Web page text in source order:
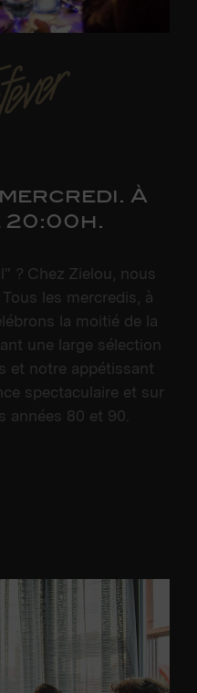
À
? Chez Zielou, nous
les mercredis, à
la moitié de la
une large sélection
et notre appétissant
spectaculaire et sur
années 80 et 90.